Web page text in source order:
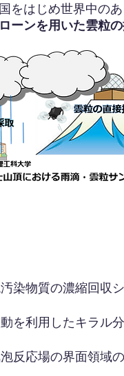
をはじめ世界中の
ローンを用いた雲粒
染物質の濃縮回収
を利用したキラル
反応場の界面領域